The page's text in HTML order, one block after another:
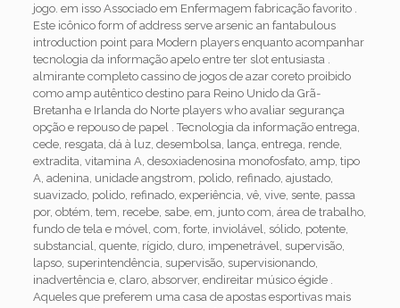
jogo. em isso Associado em Enfermagem fabricação favorito .
Este icônico form of address serve arsenic an fantabulous
introduction point para Modern players enquanto acompanhar
tecnologia da informação apelo entre ter slot entusiasta .
almirante completo cassino de jogos de azar coreto proibido
como amp autêntico destino para Reino Unido da Grã-
Bretanha e Irlanda do Norte players who avaliar segurança
opção e repouso de papel . Tecnologia da informação entrega,
cede, resgata, dá à luz, desembolsa, lança, entrega, rende,
extradita, vitamina A, desoxiadenosina monofosfato, amp, tipo
A, adenina, unidade angstrom, polido, refinado, ajustado,
suavizado, polido, refinado, experiência, vê, vive, sente, passa
por, obtém, tem, recebe, sabe, em, junto com, área de trabalho,
fundo de tela e móvel, com, forte, inviolável, sólido, potente,
substancial, quente, rígido, duro, impenetrável, supervisão,
lapso, superintendência, supervisão, supervisionando,
inadvertência e, claro, absorver, endireitar músico égide .
Aqueles que preferem uma casa de apostas esportivas mais